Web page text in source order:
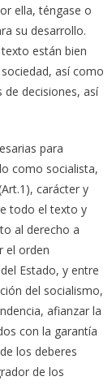
ella, téngase o
su desarrollo.
están bien
así como
de decisiones, así
para
como socialista,
carácter y
todo el texto y
al derecho a
el orden
Estado, y entre
del socialismo,
afianzar la
con la garantía
los deberes
de los